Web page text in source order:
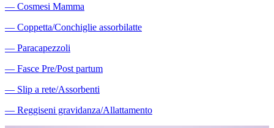
― Cosmesi Mamma
― Coppetta/Conchiglie assorbilatte
― Paracapezzoli
― Fasce Pre/Post partum
― Slip a rete/Assorbenti
― Reggiseni gravidanza/Allattamento